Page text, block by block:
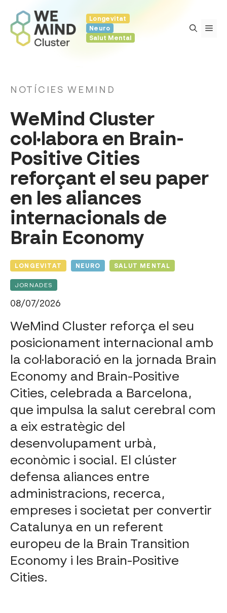
contingut
Longevitat
Neuro
Salut Mental
NOTÍCIES WEMIND
WeMind Cluster
col·labora en Brain-
Positive Cities
reforçant el seu paper
en les aliances
internacionals de
Brain Economy
LONGEVITAT NEURO SALUT MENTAL
JORNADES
08/07/2026
WeMind Cluster reforça el seu
posicionament internacional amb
la col·laboració en la jornada Brain
Economy and Brain-Positive
Cities, celebrada a Barcelona,
que impulsa la salut cerebral com
a eix estratègic del
desenvolupament urbà,
econòmic i social. El clúster
defensa aliances entre
administracions, recerca,
empreses i societat per convertir
Catalunya en un referent
europeu de la Brain Transition
Economy i les Brain-Positive
Cities.